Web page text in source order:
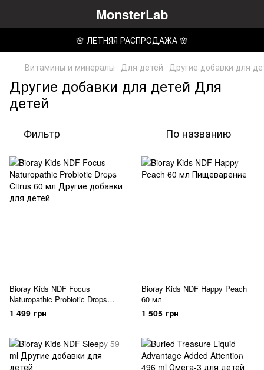
MonsterLab
🌸 ЛЕТНЯЯ РАСПРОДАЖА 🌸
Витамины и минералы Для детей Другие добавки для
Другие добавки для детей Для
детей
Фильтр По названию
Bioray Kids NDF Focus
Naturopathic Probiotic Drops
Citrus 60 мл
1 499 грн
Bioray Kids NDF Happy Peach
60 мл
1 505 грн